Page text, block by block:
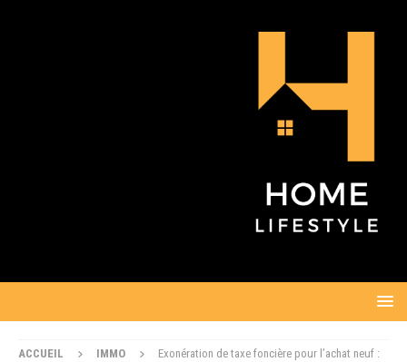
ACCUEIL IMMO
Exonération de taxe foncière pour l’achat neuf :